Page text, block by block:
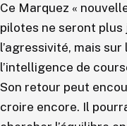
Ce Marquez «
pilotes ne seront
l’agressivité, mais
l’intelligence de
Son retour peut
croire encore. Il